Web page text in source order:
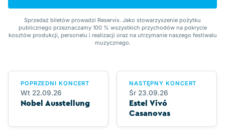
Sprzedaż biletów prowadzi Reservix. Jako stowarzyszenie pożytku
publicznego przeznaczamy 100 % wszystkich przychodów na pokrycie
kosztów produkcji, personelu i realizacji oraz na utrzymanie naszego festiwalu
muzycznego.
POPRZEDNI KONCERT
Wt 22.09.26
Nobel Ausstellung
NASTĘPNY KONCERT
Śr 23.09.26
Estel Vivó
Casanovas